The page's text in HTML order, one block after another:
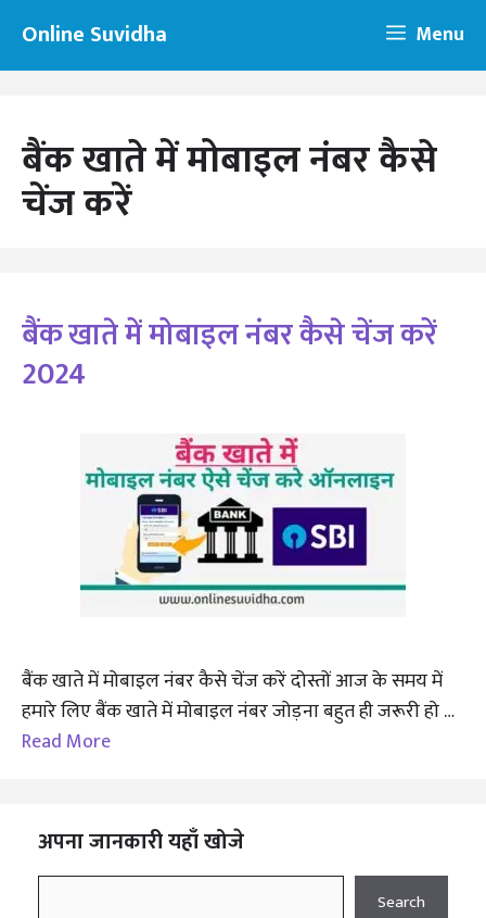
content
Online Suvidha Menu
बैंक खाते में मोबाइल नंबर कैसे
चेंज करें
बैंक खाते में मोबाइल नंबर कैसे चेंज करें
2024
बैंक खाते में मोबाइल नंबर कैसे चेंज करें दोस्तों आज के समय में
हमारे लिए बैंक खाते में मोबाइल नंबर जोड़ना बहुत ही जरूरी हो …
Read More
अपना जानकारी यहाँ खोजे
Search